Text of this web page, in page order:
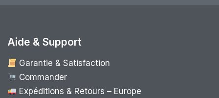
Aide & Support
Garantie & Satisfaction
Commander
Expéditions & Retours – Europe